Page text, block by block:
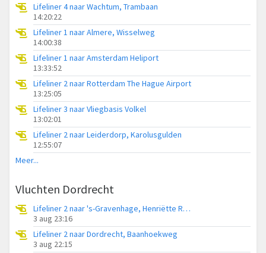
Lifeliner 4 naar Wachtum, Trambaan
14:20:22
Lifeliner 1 naar Almere, Wisselweg
14:00:38
Lifeliner 1 naar Amsterdam Heliport
13:33:52
Lifeliner 2 naar Rotterdam The Hague Airport
13:25:05
Lifeliner 3 naar Vliegbasis Volkel
13:02:01
Lifeliner 2 naar Leiderdorp, Karolusgulden
12:55:07
Meer...
Vluchten Dordrecht
Lifeliner 2 naar 's-Gravenhage, Henriëtte Roland Holstweg
3 aug 23:16
Lifeliner 2 naar Dordrecht, Baanhoekweg
3 aug 22:15